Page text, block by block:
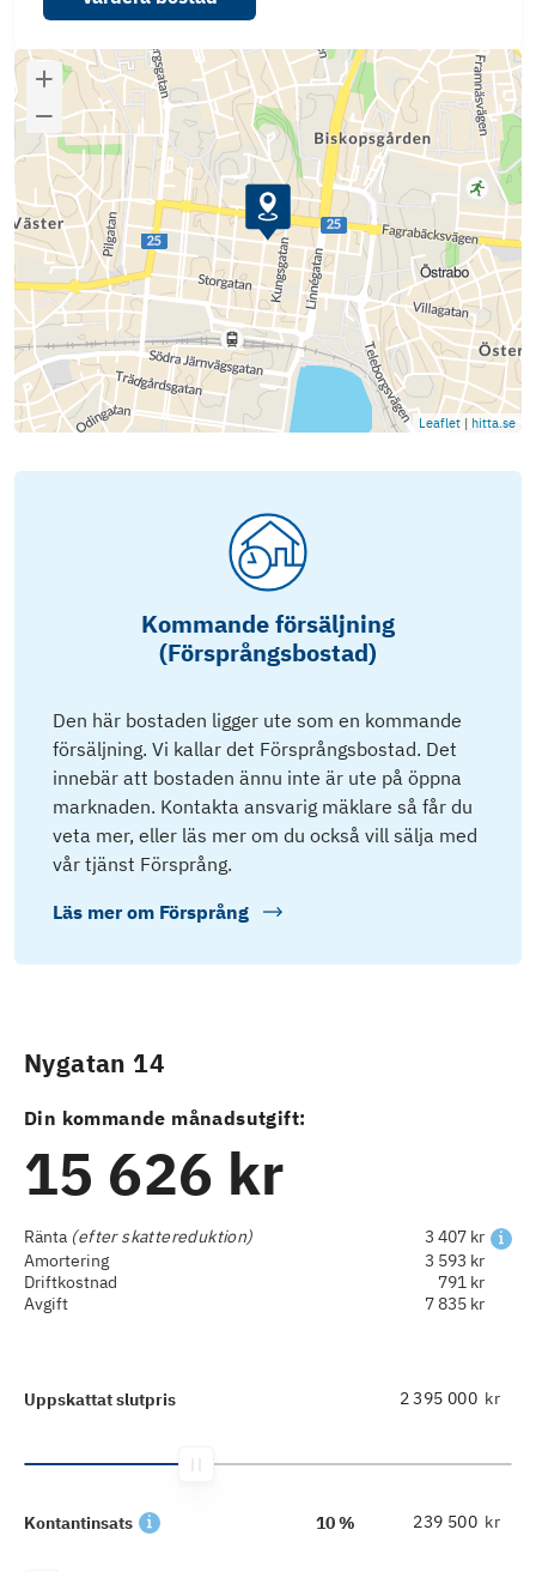
Leaflet | hitta.se
Kommande försäljning
(Försprångsbostad)
Den här bostaden ligger ute som en kommande
försäljning. Vi kallar det Försprångsbostad. Det
innebär att bostaden ännu inte är ute på öppna
marknaden. Kontakta ansvarig mäklare så får du
veta mer, eller läs mer om du också vill sälja med
vår tjänst Försprång.
Läs mer om Försprång
Nygatan 14
Din kommande månadsutgift:
15 626 kr
Ränta (efter skattereduktion)
3 407 kr
Amortering
3 593 kr
Driftkostnad
791 kr
Avgift
7 835 kr
Uppskattat slutpris kr
Kontantinsats 10 % kr